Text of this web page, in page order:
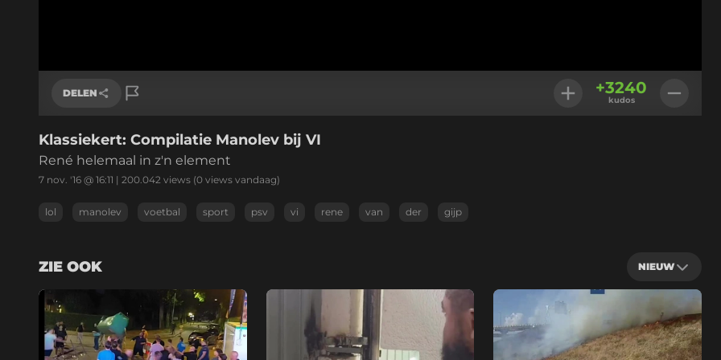
DELEN
Link kopiëren
+3240
kudos
Klassiekert: Compilatie Manolev bij VI
René helemaal in z'n element
7 nov. '16 @ 16:11 | 200.042 views (0 views vandaag)
lol manolev voetbal sport psv vi rene van der gijp
ZIE OOK NIEUW